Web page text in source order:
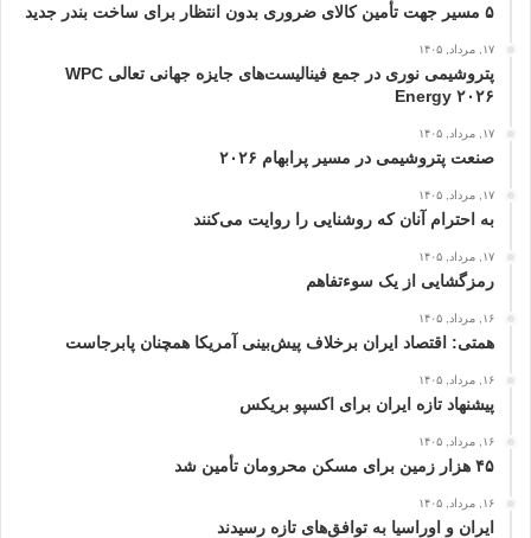
۵ مسیر جهت تأمین کالای ضروری بدون انتظار برای ساخت بندر جدید
۱۷, مرداد, ۱۴۰۵
پتروشیمی نوری در جمع فینالیست‌های جایزه جهانی تعالی WPC
Energy ۲۰۲۶
۱۷, مرداد, ۱۴۰۵
صنعت پتروشیمی در مسیر پرابهام ۲۰۲۶
۱۷, مرداد, ۱۴۰۵
به احترام آنان که روشنایی را روایت می‌کنند
۱۷, مرداد, ۱۴۰۵
رمزگشایی از یک سوءتفاهم
۱۶, مرداد, ۱۴۰۵
همتی: اقتصاد ایران برخلاف پیش‌بینی آمریکا همچنان پابرجاست
۱۶, مرداد, ۱۴۰۵
پیشنهاد تازه ایران برای اکسپو بریکس
۱۶, مرداد, ۱۴۰۵
۴۵ هزار زمین برای مسکن محرومان تأمین شد
۱۶, مرداد, ۱۴۰۵
ایران و اوراسیا به توافق‌های تازه رسیدند